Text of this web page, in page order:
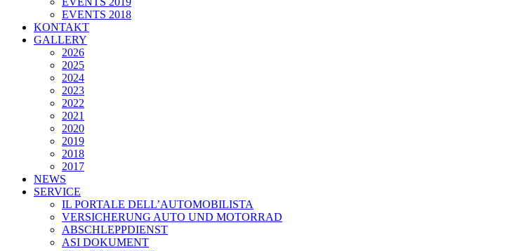
EVENTS 2018
KONTAKT
GALLERY
2026
2025
2024
2023
2022
2021
2020
2019
2018
2017
NEWS
SERVICE
IL PORTALE DELL’AUTOMOBILISTA
VERSICHERUNG AUTO UND MOTORRAD
ABSCHLEPPDIENST
ASI DOKUMENT